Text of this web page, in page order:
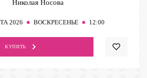
Николая Носова
2026 ВОСКРЕСЕНЬЕ 12:00
КУПИТЬ